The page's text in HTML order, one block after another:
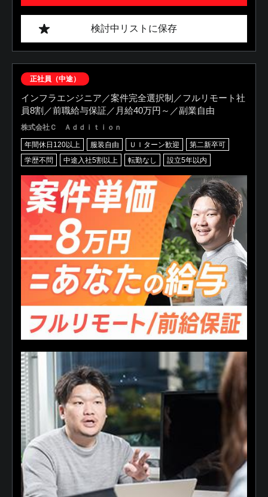
検討中リストに保存
正社員（中途）
インフラエンジニア／案件完全選択制／フルリモート社
員8割／前職給与保証／月給40万円～／副業自由
株式会社Ｃ Ａｄｄｉｔｉｏｎ
年間休日120以上 服装自由 ＵＩターン歓迎
第二新卒可
学歴不問
中途入社5割以上 転勤なし 設立5年以内